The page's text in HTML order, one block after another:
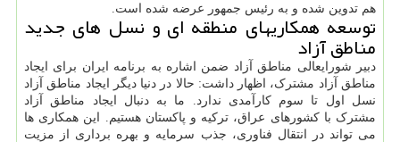
هم تدوین شده و به رئیس جمهور عرضه شده است.
توسعه همکاریهای منطقه ای و نسل های جدید
مناطق آزاد
دبیر شورایعالی مناطق آزاد ضمن اشاره به برنامه ایران برای ایجاد
مناطق آزاد مشترک، اظهار داشت: حالا در دنیا دیگر ایجاد مناطق آزاد
نسل اول تا سوم کارآمدی ندارد. ما به دنبال ایجاد مناطق آزاد
مشترک با کشورهای عراق، ترکیه و پاکستان هستیم. این همکاری ها
می تواند در انتقال فناوری، جذب سرمایه و بهره برداری از مزیت